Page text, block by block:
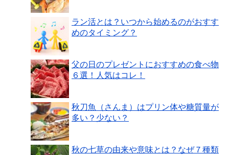
ラン活とは？いつから始めるのがおすす
めのタイミング？
父の日のプレゼントにおすすめの食べ物
６選！人気はコレ！
秋刀魚（さんま）はプリン体や糖質量が
多い？少ない？
秋の七草の由来や意味とは？なぜ７種類